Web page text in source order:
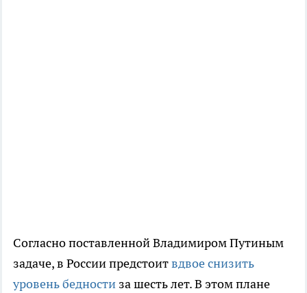
Согласно поставленной Владимиром Путиным
задаче, в России предстоитвдвое снизить
уровень бедности за шесть лет. В этом плане